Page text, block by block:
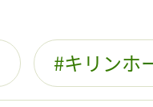
キリンホ